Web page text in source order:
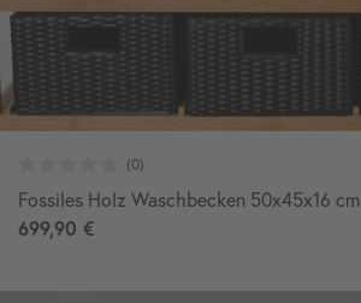
Fossiles Holz Waschbecken 50x45x16 cm
699,90 €